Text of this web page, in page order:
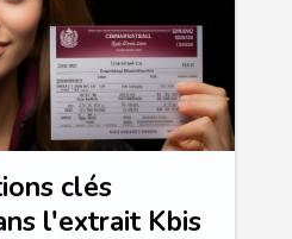
clés
l'extrait Kbis